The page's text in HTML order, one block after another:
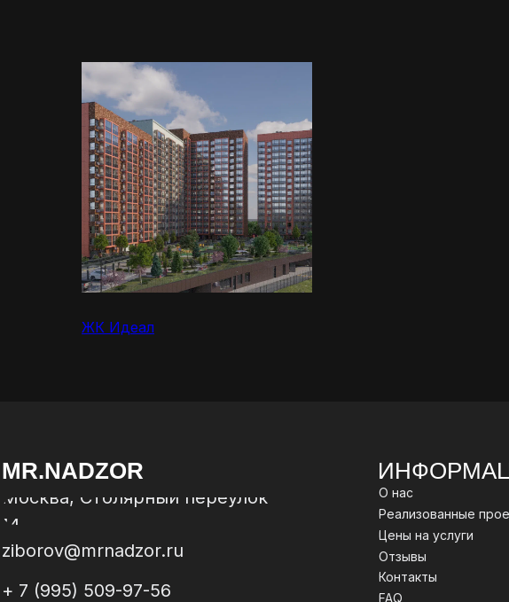
ЖК Идеал
О нас
Реализованные
Цены на услуги
Отзывы
Контакты
FAQ
MR.NADZOR
Москва, Столярный переулок
14
+ 7 (995) 509-97-56
ziborov@mrnadzor.ru